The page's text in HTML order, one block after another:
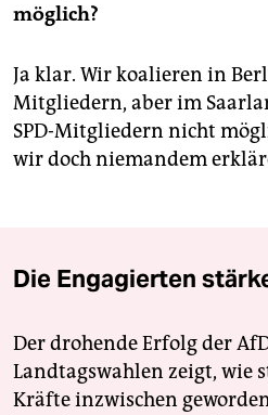
möglich?
Ja klar. Wir koalieren in
Mitgliedern, aber im
SPD-Mitgliedern nicht
wir doch niemandem
Die Engagierten
Der drohende Erfolg der
Landtagswahlen zeigt, wie
Kräfte inzwischen